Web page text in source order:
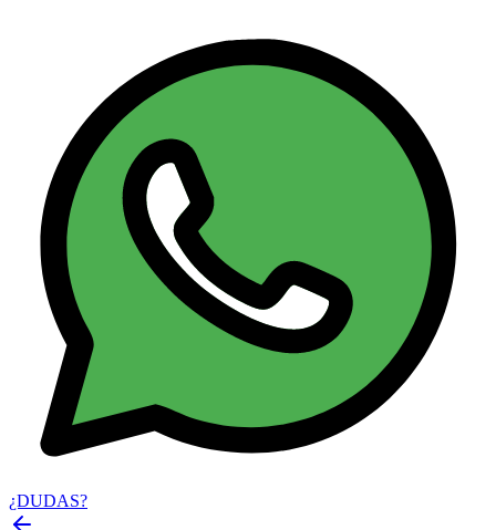
¿DUDAS?